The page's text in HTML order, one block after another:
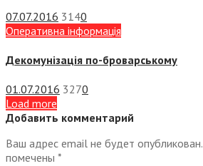
07.07.2016 3140
Оперативна інформація
Декомунізація по-броварському
01.07.2016 3270
Load more
Добавить комментарий
Ваш адрес email не будет опубликован.
помечены *